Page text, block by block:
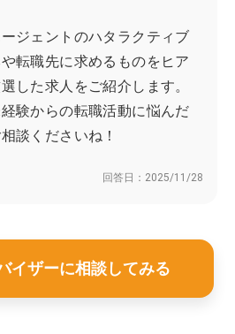
ジェントのハタラクティブ
転職先に求めるものをヒア
した求人をご紹介します。
験からの転職活動に悩んだ
談くださいね！
回答日： 2025/11/28
イザーに相談してみる